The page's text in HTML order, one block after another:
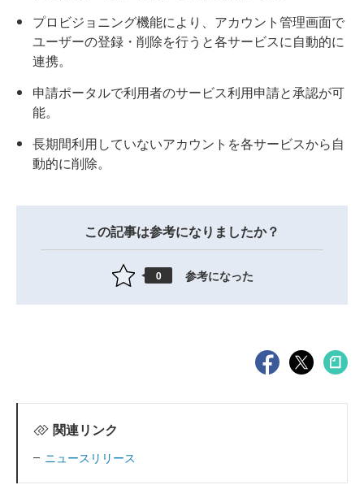
プロビジョニング機能により、アカウント管理画面で
ユーザーの登録・削除を行うと各サービスに自動的に
連携。
申請ポータルで利用者のサービス利用申請と承認が可
能。
長期間利用していないアカウントを各サービスから自
動的に削除。
この記事は参考になりましたか？
0 参考になった
関連リンク
ニュースリリース